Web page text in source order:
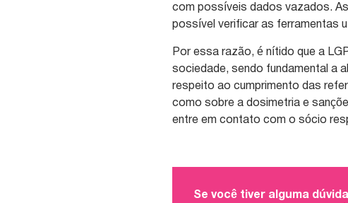
com possíveis dados vazados.
possível verificar as ferramentas
Por essa razão, é nítido que a
sociedade, sendo fundamental a
respeito ao cumprimento das
como sobre a dosimetria e
entre em contato com o sócio
Se você tiver alguma